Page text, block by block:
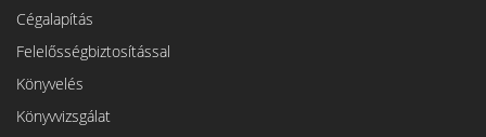
Cégalapítás
Felelősségbiztosítással
Könyvelés
Könyvvizsgálat